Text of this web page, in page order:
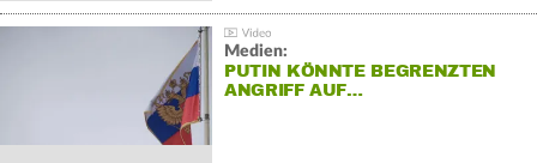
Medien:
PUTIN KÖNNTE BEGRENZTEN
ANGRIFF AUF…